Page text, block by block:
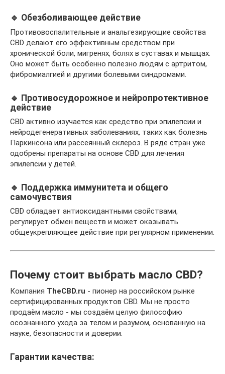
🔹 Обезболивающее действие
Противовоспалительные и анальгезирующие свойства
CBD делают его эффективным средством при
хронической боли, мигренях, болях в суставах и мышцах.
Оно может быть особенно полезно людям с артритом,
фибромиалгией и другими болевыми синдромами.
🔹 Противосудорожное и нейропротективное
действие
CBD активно изучается как средство при эпилепсии и
нейродегенеративных заболеваниях, таких как болезнь
Паркинсона или рассеянный склероз. В ряде стран уже
одобрены препараты на основе CBD для лечения
эпилепсии у детей.
🔹 Поддержка иммунитета и общего
самочувствия
CBD обладает антиоксидантными свойствами,
регулирует обмен веществ и может оказывать
общеукрепляющее действие при регулярном применении.
Почему стоит выбрать масло CBD?
Компания TheCBD.ru - пионер на российском рынке
сертифицированных продуктов CBD. Мы не просто
продаём масло - мы создаём целую философию
осознанного ухода за телом и разумом, основанную на
науке, безопасности и доверии.
Гарантии качества: